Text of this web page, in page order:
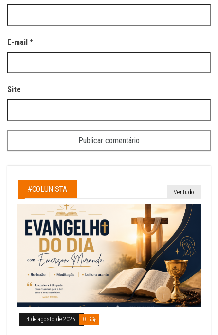
E-mail *
Site
#COLUNISTA Ver tudo
4 de agosto de 2026 0